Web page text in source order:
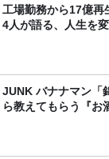
工場勤務から17億
4人が語る、人生を
JUNK バナナマン「錦鯉・渡辺隆さんか
ら教えてもらう『お